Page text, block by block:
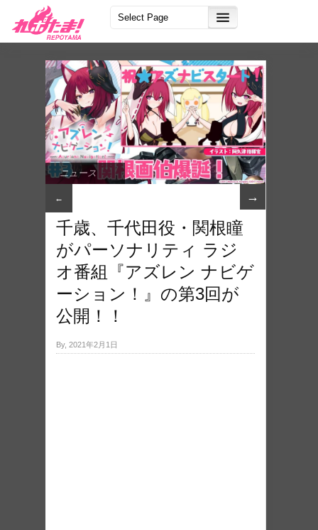
ニュース
← →
千歳、千代田役・関根瞳
がパーソナリティ ラジ
オ番組『アズレン ナビゲ
ーション！』の第3回が
公開！！
By, 2021年2月1日